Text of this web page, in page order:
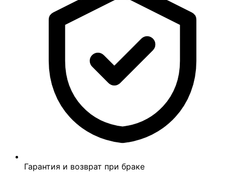
Гарантия и возврат при браке